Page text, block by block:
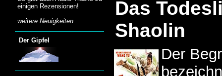
einigen Rezensionen!
weitere Neuigkeiten
Der Gipfel
Das
Shaolin
Der